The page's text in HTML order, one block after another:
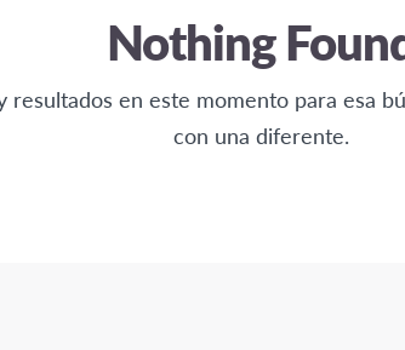
Nothing
resultados en este momento para esa
con una diferente.